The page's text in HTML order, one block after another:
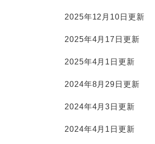
2025年12月10日更新
2025年4月17日更新
2025年4月1日更新
2024年8月29日更新
2024年4月3日更新
2024年4月1日更新